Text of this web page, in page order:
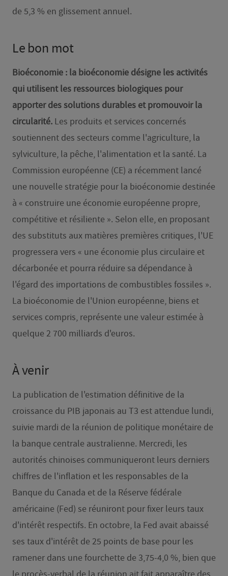
de 5,3 % en glissement annuel.
Le bon mot
Bioéconomie : la bioéconomie désigne les activités
qui utilisent les ressources biologiques pour
apporter des solutions durables et promouvoir la
circularité.Les produits et services concernés
soutiennent des secteurs comme l'agriculture, la
sylviculture, la pêche, l'alimentation et la santé. La
Commission européenne (CE) a récemment lancé
une nouvelle stratégie pour la bioéconomie destinée
à « construire une économie européenne propre,
compétitive et résiliente ». Selon elle, en proposant
des substituts aux matières premières critiques, l'UE
progressera vers « une économie plus circulaire et
décarbonée et pourra réduire sa dépendance à
l'égard des importations de combustibles fossiles ».
La bioéconomie de l'Union européenne, biens et
services compris, représente une valeur estimée à
quelque 2 700 milliards d'euros.
À venir
La publication de l'estimation définitive de la
croissance du PIB japonais au T3 est attendue lundi,
suivie mardi de la réunion de politique monétaire de
la banque centrale australienne. Mercredi, les
autorités chinoises communiqueront leurs derniers
chiffres de l'inflation et les responsables de la
Banque du Canada et de la Réserve fédérale
américaine (Fed) se réuniront pour fixer leurs taux
d'intérêt respectifs. En octobre, la Fed avait abaissé
ses taux d'intérêt de 25 points de base pour les
ramener dans une fourchette de 3,75-4,0 %, bien que